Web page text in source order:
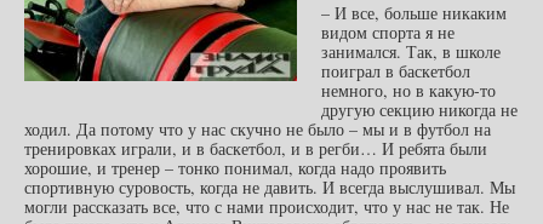
– И все, больше никаким
видом спорта я не
занимался. Так, в школе
поиграл в баскетбол
немного, но в какую-то
другую секцию никогда не
ходил. Да потому что у нас скучно не было – мы и в футбол на
тренировках играли, и в баскетбол, и в регби… И ребята были
хорошие, и тренер – тонко понимал, когда надо проявить
спортивную суровость, когда не давить. И всегда выслушивал. Мы
могли рассказать все, что с нами происходит, что у нас не так. Не